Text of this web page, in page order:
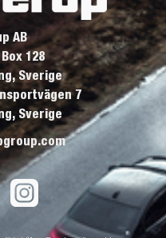
AB
128
Sverige
7
Sverige